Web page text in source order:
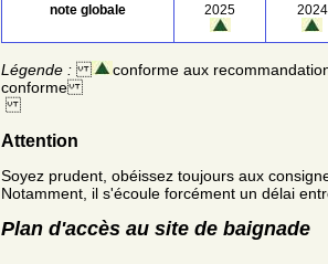
note globale 2025 2024
Légende : conforme aux
conforme
Attention
Soyez prudent, obéissez toujours aux
Notamment, il s'écoule forcément un délai
Plan d'accès au site de baignade